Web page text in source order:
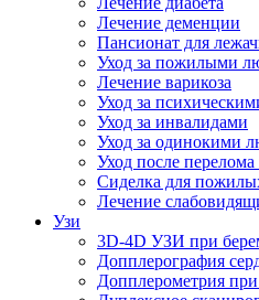
Лечение деменции
Пансионат для
Уход за пожилыми
Лечение варикоза
Уход за
Уход за инвалидами
Уход за одинокими
Уход после
Сиделка для
Лечение
Узи
3D-4D УЗИ при
Допплерография
Допплерометрия